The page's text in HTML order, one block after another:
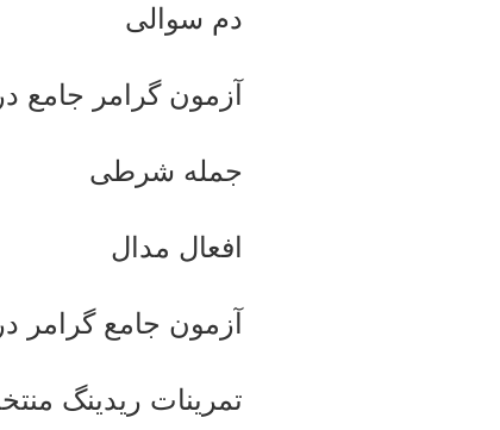
دم سوالی
آزمون گرامر
جمله شرطی
افعال مدال
آزمون جامع
تمرینات ریدینگ